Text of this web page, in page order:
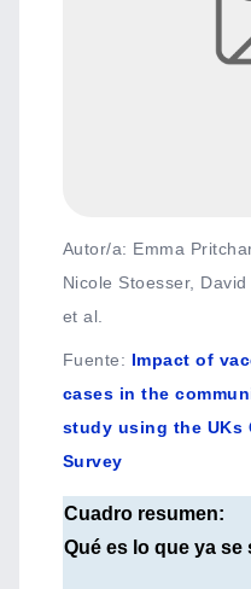
Autor/a: Emma
Nicole Stoesser,
et al.
Fuente: Impact of
cases in the
study using the UKs
Survey
Cuadro resumen:
Qué es lo que ya se